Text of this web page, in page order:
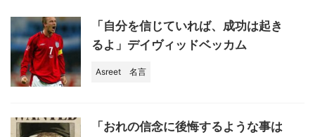
k
「自分を信じていれば、成功は起き
るよ」デイヴィッドベッカム
Asreet 名言
「おれの信念に後悔するような事は